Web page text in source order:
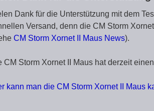
Dank für die Unterstützung mit dem
Versand, denn die CM Storm
CM Storm Xornet II Maus News).
CM Storm Xornet II Maus hat derzeit
kann man die CM Storm Xornet II Maus